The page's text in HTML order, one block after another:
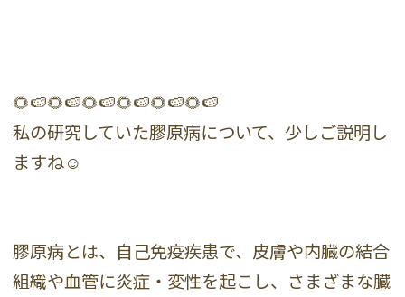
🌻🍉🌻🍉🌻🍉🌻🍉🌻🍉🌻🍉
私の研究していた膠原病について、少しご説明し
ますね☺️
膠原病とは、自己免疫疾患で、皮膚や内臓の結合
組織や血管に炎症・変性を起こし、さまざまな臓